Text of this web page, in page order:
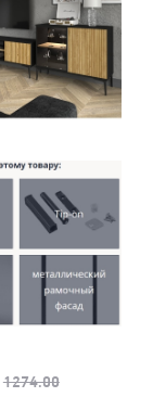
1274.00